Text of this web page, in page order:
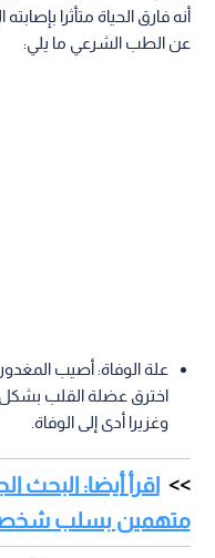
أنه فارق الحياة متأثرا
عن الطب الشرعي ما يلي:
علة الوفاة: أصيب
اخترق عضلة القلب بشكل
وغزيرا أدى إلى الوفاة.
اقرأ أيضا: البحث
متهمين بسلب